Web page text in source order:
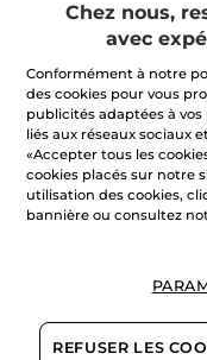
valeur
de
notation
pour
Chez nous,
avec
Conformément à notre
des cookies pour vous
publicités adaptées à
liés aux réseaux sociaux
«Accepter tous les
cookies placés sur notre
utilisation des cookies,
bannière ou consultez
REFUSER LES